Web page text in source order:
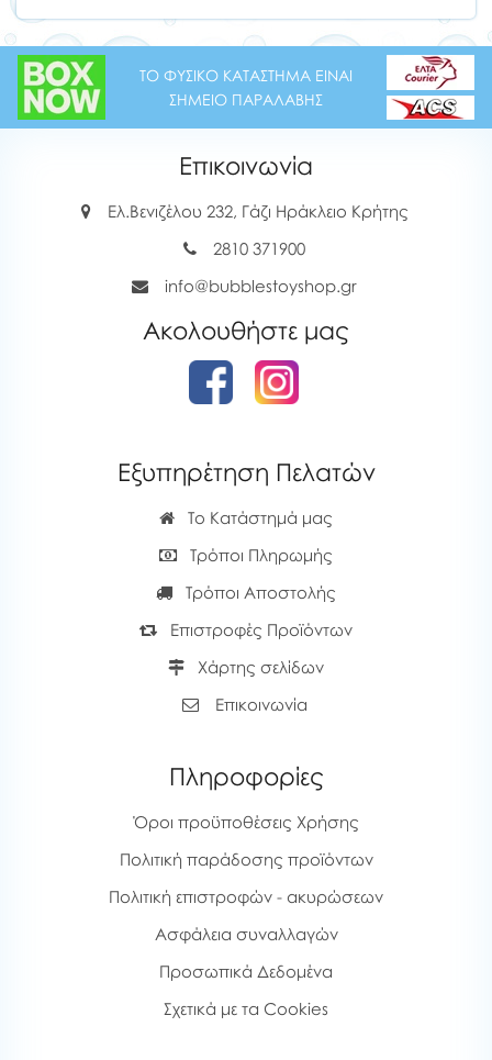
ΤΟ ΦΥΣΙΚΟ ΚΑΤΑΣΤΗΜΑ ΕΙΝΑΙ
ΣΗΜΕΙΟ ΠΑΡΑΛΑΒΗΣ
Επικοινωνία
Ελ.Βενιζέλου 232, Γάζι Ηράκλειο Κρήτης
2810 371900
info@bubblestoyshop.gr
Ακολουθήστε μας
Εξυπηρέτηση Πελατών
Το Κατάστημά μας
Τρόποι Πληρωμής
Τρόποι Αποστολής
Επιστροφές Προϊόντων
Χάρτης σελίδων
Επικοινωνία
Πληροφορίες
Όροι προϋποθέσεις Χρήσης
Πολιτική παράδοσης προϊόντων
Πολιτική επιστροφών - ακυρώσεων
Ασφάλεια συναλλαγών
Προσωπικά Δεδομένα
Σχετικά με τα Cookies